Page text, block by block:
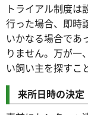
トライアル制度は
行った場合、即時
いかなる場合であ
りません。万が一
い飼い主を探すこ
来所日時の決定